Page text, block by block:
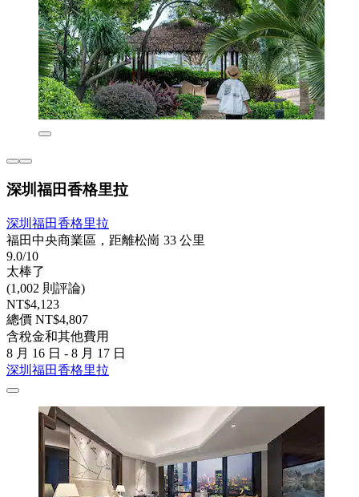
深圳福田香格里拉
深圳福田香格里拉
福田中央商業區，距離松崗 33 公里
9.0/10
太棒了
(1,002 則評論)
NT$4,123
總價 NT$4,807
含稅金和其他費用
8 月 16 日 - 8 月 17 日
深圳福田香格里拉